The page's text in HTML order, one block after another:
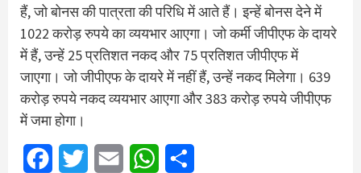
हैं, जो बोनस की पात्रता की परिधि में आते हैं। इन्हें बोनस देने में
1022 करोड़ रुपये का व्ययभार आएगा। जो कर्मी जीपीएफ के दायरे
में हैं, उन्हें 25 प्रतिशत नकद और 75 प्रतिशत जीपीएफ में
जाएगा। जो जीपीएफ के दायरे में नहीं हैं, उन्हें नकद मिलेगा। 639
करोड़ रुपये नकद व्ययभार आएगा और 383 करोड़ रुपये जीपीएफ
में जमा होगा।
FacebookTwitter Email WhatsApp